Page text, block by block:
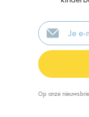
E-
mailadres
Op onze